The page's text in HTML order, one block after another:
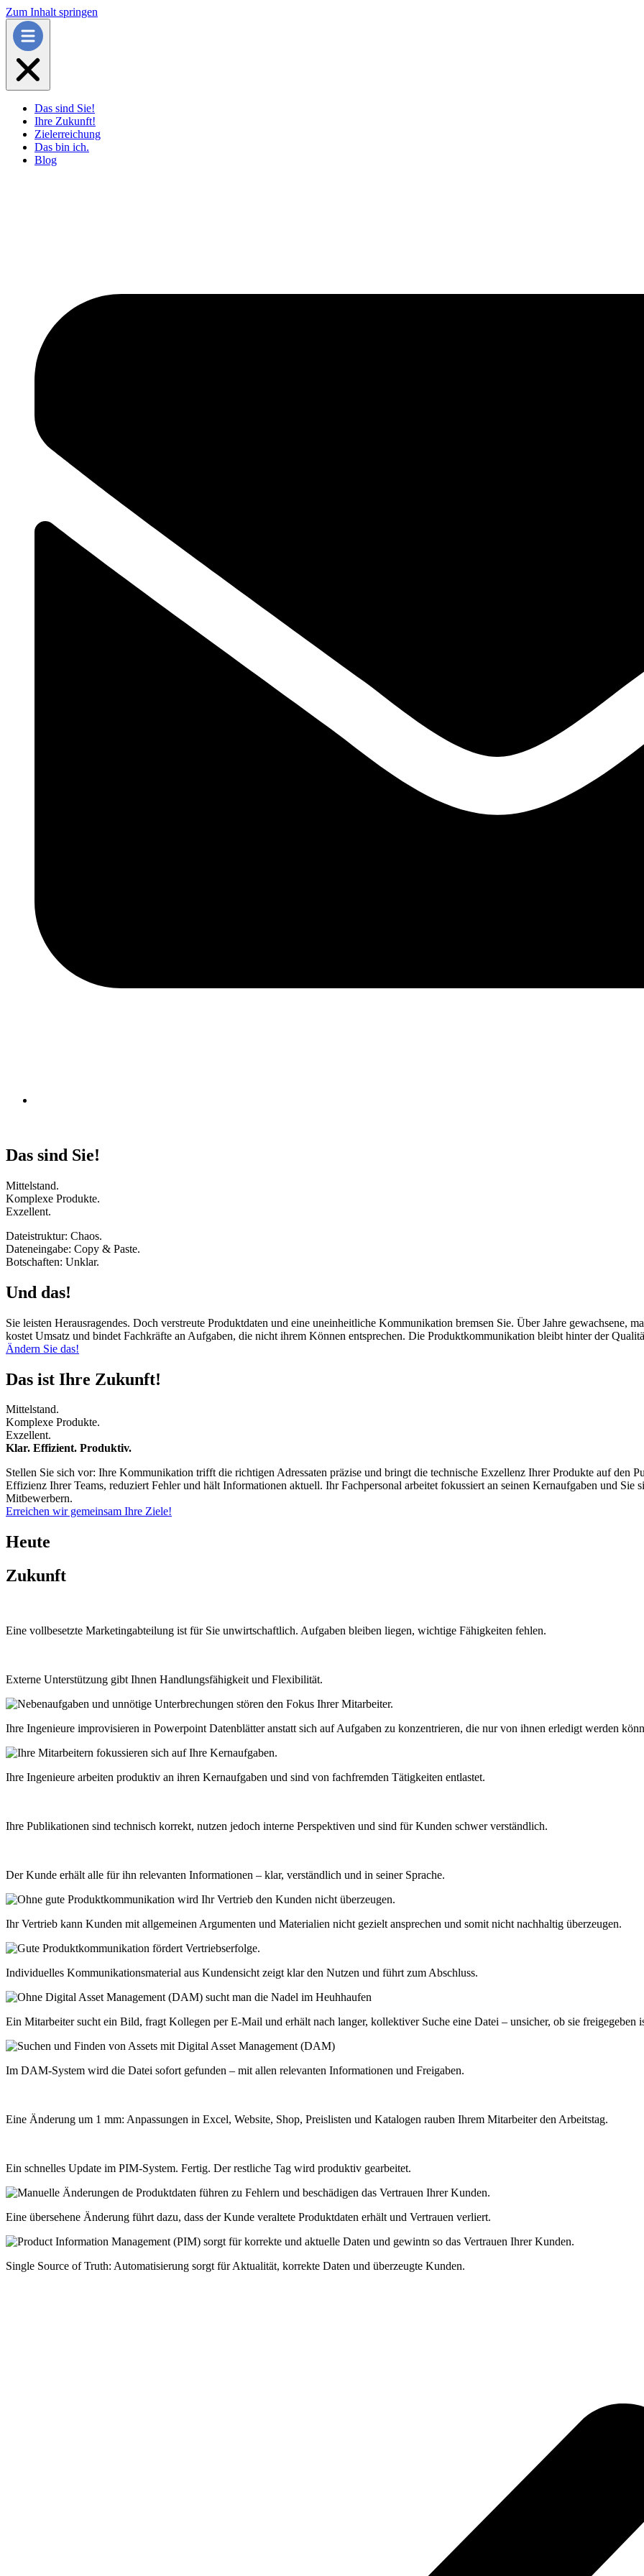
Zum Inhalt springen
Das sind Sie!
Ihre Zukunft!
Zielerreichung
Das bin ich.
Blog
Das sind Sie!
Mittelstand.
Komplexe Produkte.
Exzellent.
Dateistruktur: Chaos.
Dateneingabe: Copy & Paste.
Botschaften: Unklar.
Und das!
Sie leisten Herausragendes. Doch verstreute Produktdaten und eine uneinheitliche Kommunikation bremsen Sie. Über Jahre gewachsene,
kostet Umsatz und bindet Fachkräfte an Aufgaben, die nicht ihrem Können entsprechen. Die Produktkommunikation bleibt hinter der
Ändern Sie das!
Das ist Ihre Zukunft!
Mittelstand.
Komplexe Produkte.
Exzellent.
Klar. Effizient. Produktiv.
Stellen Sie sich vor: Ihre Kommunikation trifft die richtigen Adressaten präzise und bringt die technische Exzellenz Ihrer Produkte auf den
Effizienz Ihrer Teams, reduziert Fehler und hält Informationen aktuell. Ihr Fachpersonal arbeitet fokussiert an seinen Kernaufgaben und Sie
Mitbewerbern.
Erreichen wir gemeinsam Ihre Ziele!
Heute
Zukunft
Eine vollbesetzte Marketingabteilung ist für Sie unwirtschaftlich. Aufgaben bleiben liegen, wichtige Fähigkeiten fehlen.
Externe Unterstützung gibt Ihnen Handlungsfähigkeit und Flexibilität.
Ihre Ingenieure improvisieren in Powerpoint Datenblätter anstatt sich auf Aufgaben zu konzentrieren, die nur von ihnen erledigt werden
Ihre Ingenieure arbeiten produktiv an ihren Kernaufgaben und sind von fachfremden Tätigkeiten entlastet.
Ihre Publikationen sind technisch korrekt, nutzen jedoch interne Perspektiven und sind für Kunden schwer verständlich.
Der Kunde erhält alle für ihn relevanten Informationen – klar, verständlich und in seiner Sprache.
Ihr Vertrieb kann Kunden mit allgemeinen Argumenten und Materialien nicht gezielt ansprechen und somit nicht nachhaltig überzeugen.
Individuelles Kommunikationsmaterial aus Kundensicht zeigt klar den Nutzen und führt zum Abschluss.
Ein Mitarbeiter sucht ein Bild, fragt Kollegen per E-Mail und erhält nach langer, kollektiver Suche eine Datei – unsicher, ob sie freigegeben
Im DAM-System wird die Datei sofort gefunden – mit allen relevanten Informationen und Freigaben.
Eine Änderung um 1 mm: Anpassungen in Excel, Website, Shop, Preislisten und Katalogen rauben Ihrem Mitarbeiter den Arbeitstag.
Ein schnelles Update im PIM-System. Fertig. Der restliche Tag wird produktiv gearbeitet.
Eine übersehene Änderung führt dazu, dass der Kunde veraltete Produktdaten erhält und Vertrauen verliert.
Single Source of Truth: Automatisierung sorgt für Aktualität, korrekte Daten und überzeugte Kunden.